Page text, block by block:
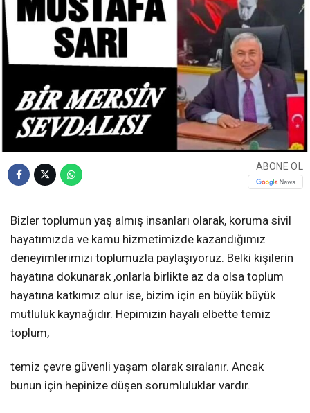
ABONE OL
Bizler toplumun yaş almış insanları olarak, koruma sivil
hayatımızda ve kamu hizmetimizde kazandığımız
deneyimlerimizi toplumuzla paylaşıyoruz. Belki kişilerin
hayatına dokunarak ,onlarla birlikte az da olsa toplum
hayatına katkımız olur ise, bizim için en büyük büyük
mutluluk kaynağıdır. Hepimizin hayali elbette temiz
toplum,
temiz çevre güvenli yaşam olarak sıralanır. Ancak
bunun için hepinize düşen sorumluluklar vardır.